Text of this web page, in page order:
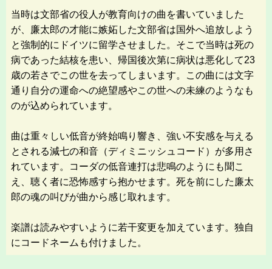
当時は文部省の役人が教育向けの曲を書いていました
が、廉太郎の才能に嫉妬した文部省は国外へ追放しよう
と強制的にドイツに留学させました。そこで当時は死の
病であった結核を患い、帰国後次第に病状は悪化して23
歳の若さでこの世を去ってしまいます。この曲には文字
通り自分の運命への絶望感やこの世への未練のようなも
のが込められています。
曲は重々しい低音が終始鳴り響き、強い不安感を与える
とされる減七の和音（ディミニッシュコード）が多用さ
れています。コーダの低音連打は悲鳴のようにも聞こ
え、聴く者に恐怖感すら抱かせます。死を前にした廉太
郎の魂の叫びが曲から感じ取れます。
楽譜は読みやすいように若干変更を加えています。独自
にコードネームも付けました。